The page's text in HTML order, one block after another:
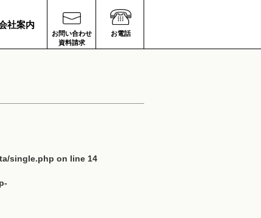
社案内
お問い合わせ
資料請求
お電話
single.php on line 14